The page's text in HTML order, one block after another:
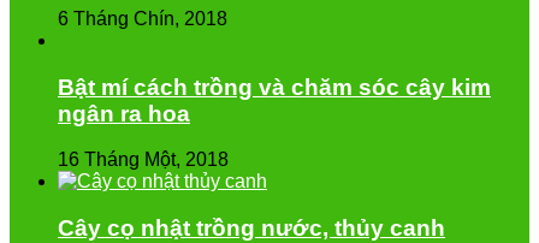
6 Tháng Chín, 2018
Bật mí cách trồng và chăm sóc cây kim
ngân ra hoa
16 Tháng Một, 2018
Cây cọ nhật trồng nước, thủy canh